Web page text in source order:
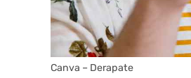
Canva – Derapate